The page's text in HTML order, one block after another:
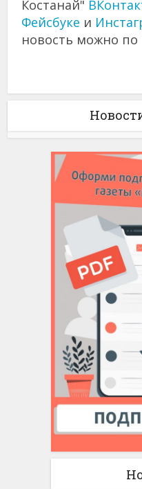
Костанай"
Фейсбуке и
новость можно